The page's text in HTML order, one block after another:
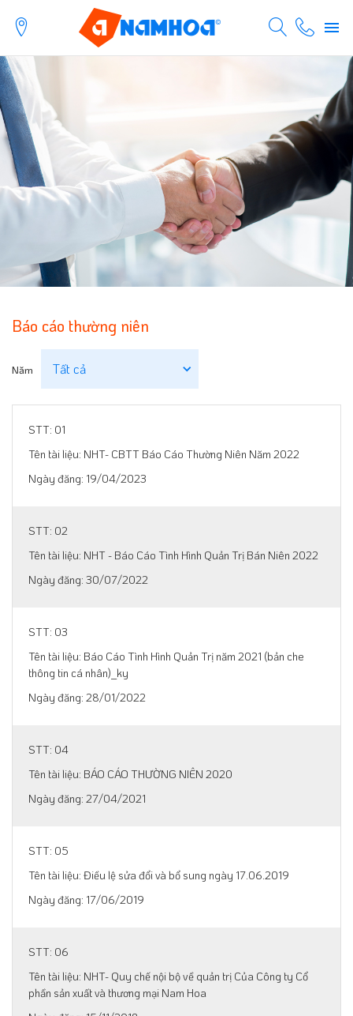
Báo cáo thường niên
Năm
01
NHT- CBTT Báo Cáo Thường Niên Năm 2022
19/04/2023
02
NHT - Báo Cáo Tình Hình Quản Trị Bán Niên 2022
30/07/2022
03
Báo Cáo Tình Hình Quản Trị năm 2021 (bản che
thông tin cá nhân)_ky
28/01/2022
04
BÁO CÁO THƯỜNG NIÊN 2020
27/04/2021
05
Điều lệ sửa đổi và bổ sung ngày 17.06.2019
17/06/2019
06
NHT- Quy chế nội bộ về quản trị Của Công ty Cổ
phần sản xuất và thương mại Nam Hoa